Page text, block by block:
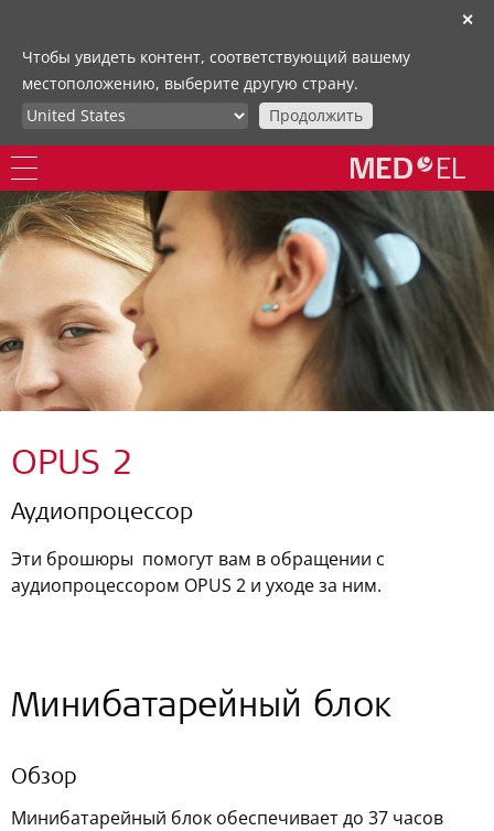
✕
Чтобы увидеть контент, соответствующий вашему
местоположению, выберите другую страну.
Продолжить
OPUS 2
Аудиопроцессор
Эти брошюры помогут вам в обращении с
аудиопроцессором OPUS 2 и уходе за ним.
Минибатарейный блок
Обзор
Минибатарейный блок обеспечивает до 37 часов